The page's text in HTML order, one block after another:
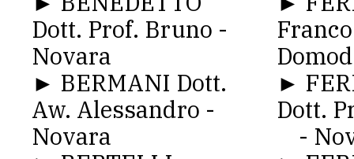
Dott. Prof. Bruno -
Novara
► BERMANI Dott.
Aw. Alessandro -
Novara
►
Dott.
-